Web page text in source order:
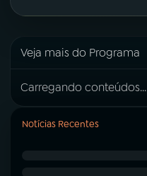
Veja mais do Programa
Carregando conteúdos...
Notícias Recentes